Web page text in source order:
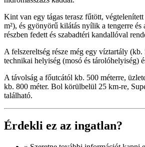
Kint van egy tágas terasz fűtött,
m²), és gyönyörű kilátás nyílik a tengerre és
részben fedett és szabadtéri kandallóval
A felszereltség része még egy víztartály (kb.
technikai helyiség (mosó és tárolóhelyiség)
A távolság a főutcától kb. 500 méterre,
kb. 800 méter. Bol körülbelül 25 km-re,
található.
Érdekli ez az ingatlan?